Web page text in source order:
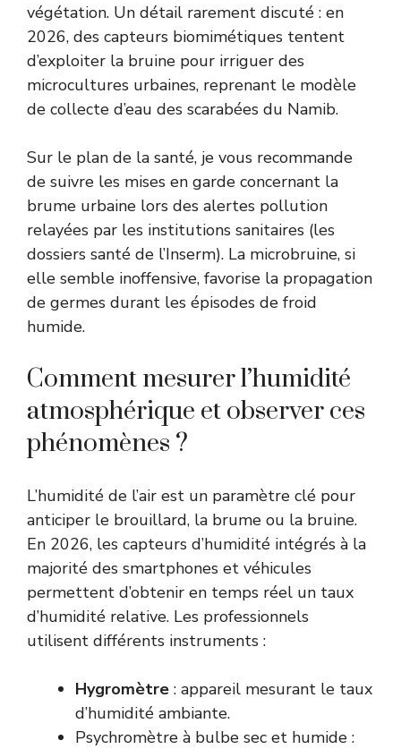
végétation. Un détail rarement discuté : en
2026, des capteurs biomimétiques tentent
d’exploiter la bruine pour irriguer des
microcultures urbaines, reprenant le modèle
de collecte d’eau des scarabées du Namib.
Sur le plan de la santé, je vous recommande
de suivre les mises en garde concernant la
brume urbaine lors des alertes pollution
relayées par les institutions sanitaires (les
dossiers santé de l’Inserm). La microbruine, si
elle semble inoffensive, favorise la propagation
de germes durant les épisodes de froid
humide.
Comment mesurer l’humidité
atmosphérique et observer ces
phénomènes ?
L’humidité de l’air est un paramètre clé pour
anticiper le brouillard, la brume ou la bruine.
En 2026, les capteurs d’humidité intégrés à la
majorité des smartphones et véhicules
permettent d’obtenir en temps réel un taux
d’humidité relative. Les professionnels
utilisent différents instruments :
Hygromètre : appareil mesurant le taux
d’humidité ambiante.
Psychromètre à bulbe sec et humide :